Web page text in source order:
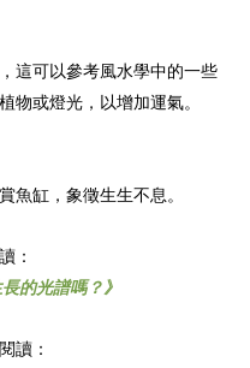
這可以參考風水學中的一些
物或燈光，以增加運氣。
魚缸，象徵生生不息。
：
的光譜嗎？》
讀：